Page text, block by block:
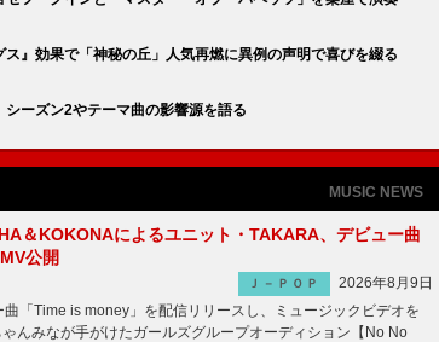
』効果で「神秘の丘」人気再燃に異例の声明で喜びを綴る
シーズン2やテーマ曲の影響源を語る
MUSIC NEWS
＆KOKONAによるユニット・TAKARA、デビュー曲
公開
Ｊ－ＰＯＰ
2026年8月9日
「Time is money」を配信リリースし、ミュージックビデオを
んみなが手がけたガールズグループオーディション【No No